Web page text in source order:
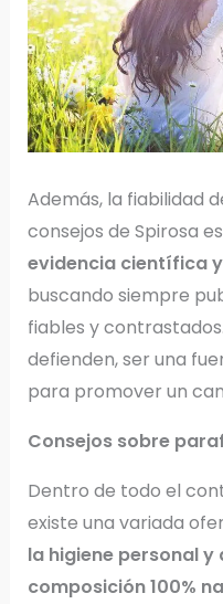
Además, la fiabilidad
consejos de Spirosa
evidencia científica
buscando siempre
fiables y
defienden, ser una
para promover un
Consejos sobre
Dentro de todo el
existe una variada
la higiene personal y
composición 100%